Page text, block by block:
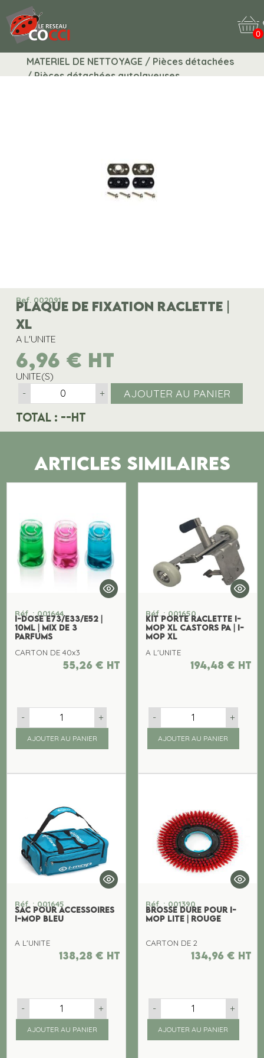
0
MATERIEL DE NETTOYAGE / Pièces détachées
/ Pièces détachées autolaveuses
Ref. 002091
PLAQUE DE FIXATION RACLETTE |
XL
A L'UNITE
6,96 € HT
UNITE(S)
-
+ AJOUTER AU PANIER
Total : --HT
ARTICLES SIMILAIRES
Réf. : 001644
I-DOSE E73/E33/E52 |
10ML | MIX DE 3
PARFUMS
CARTON DE 40x3
55,26 € ht
- +
AJOUTER AU PANIER
Réf. : 001650
KIT PORTE RACLETTE I-
MOP XL CASTORS PA | I-
MOP XL
A L'UNITE
194,48 € ht
- +
AJOUTER AU PANIER
Réf. : 001645
SAC POUR ACCESSOIRES
I-MOP BLEU
A L'UNITE
138,28 € ht
- +
AJOUTER AU PANIER
Réf. : 001390
BROSSE DURE POUR I-
MOP LITE | ROUGE
CARTON DE 2
134,96 € ht
- +
AJOUTER AU PANIER